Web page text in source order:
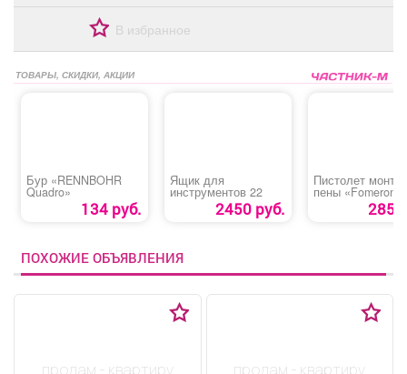
В избранное
ТОВАРЫ, СКИДКИ, АКЦИИ
Бур «RENNBOHR
Quadro»
134 руб.
Ящик для
инструментов 22
2450 руб.
Пистолет
пены «Fomeron
285
ПОХОЖИЕ ОБЪЯВЛЕНИЯ
продам - квартиру продам - квартиру